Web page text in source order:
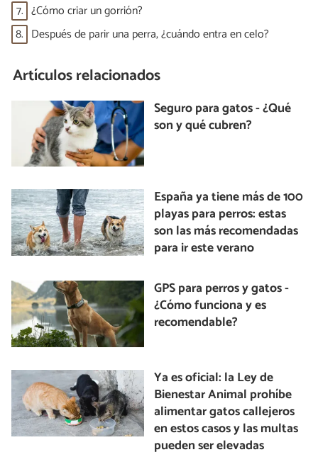
7. ¿Cómo criar un gorrión?
8. Después de parir una perra, ¿cuándo entra en celo?
Artículos relacionados
Seguro para gatos - ¿Qué
son y qué cubren?
España ya tiene más de 100
playas para perros: estas
son las más recomendadas
para ir este verano
GPS para perros y gatos -
¿Cómo funciona y es
recomendable?
Ya es oficial: la Ley de
Bienestar Animal prohíbe
alimentar gatos callejeros
en estos casos y las multas
pueden ser elevadas